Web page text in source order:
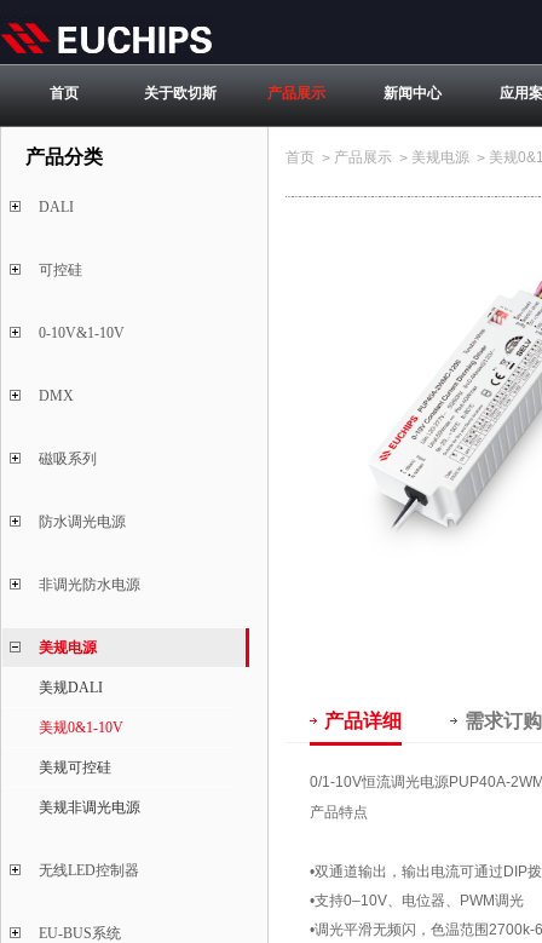
首页 关于欧切斯 产品展示 新闻中心 应用
产品分类
DALI
可控硅
0-10V&1-10V
DMX
磁吸系列
防水调光电源
非调光防水电源
美规电源
美规DALI
美规0&1-10V
美规可控硅
美规非调光电源
无线LED控制器
EU-BUS系统
首页 > 产品展示 > 美规电源 > 美规
产品详细 需求订购
0/1-10V恒流调光电源PUP40A-
产品特点
•双通道输出，输出电流可通过DIP
•支持0‒10V、电位器、PWM调光
•调光平滑无频闪，色温范围2700k-